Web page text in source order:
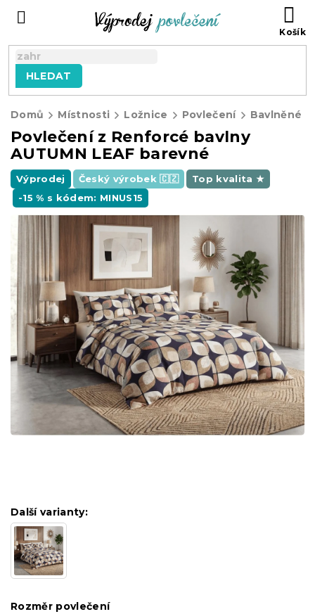
HLEDAT
Domů Místnosti Ložnice Povlečení Bavlněné
Povlečení z Renforcé bavlny
AUTUMN LEAF barevné
Výprodej Český výrobek 🇨🇿
Top kvalita ★
-15 % s kódem: MINUS15
Další varianty:
Rozměr povlečení